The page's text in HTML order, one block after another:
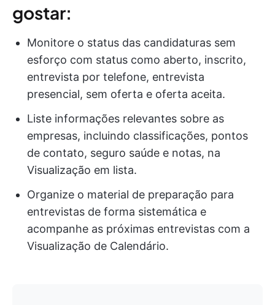
gostar:
Monitore o status das candidaturas sem
esforço com status como aberto, inscrito,
entrevista por telefone, entrevista
presencial, sem oferta e oferta aceita.
Liste informações relevantes sobre as
empresas, incluindo classificações, pontos
de contato, seguro saúde e notas, na
Visualização em lista.
Organize o material de preparação para
entrevistas de forma sistemática e
acompanhe as próximas entrevistas com a
Visualização de Calendário.